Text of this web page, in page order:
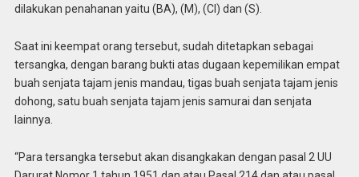
dilakukan penahanan yaitu (BA), (M), (CI) dan (S).
Saat ini keempat orang tersebut, sudah ditetapkan sebagai
tersangka, dengan barang bukti atas dugaan kepemilikan empat
buah senjata tajam jenis mandau, tigas buah senjata tajam jenis
dohong, satu buah senjata tajam jenis samurai dan senjata
lainnya.
“Para tersangka tersebut akan disangkakan dengan pasal 2 UU